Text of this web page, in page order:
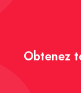
Obtenez